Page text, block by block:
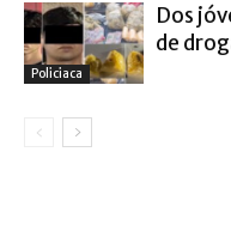
Policiaca
Dos
de